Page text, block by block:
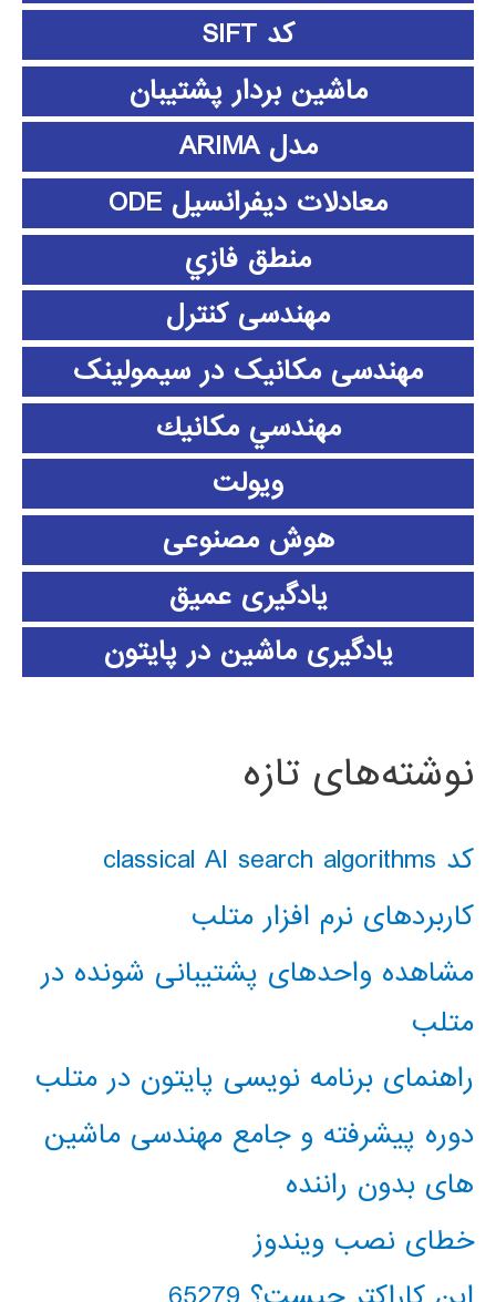
کد SIFT
ماشین بردار پشتیبان
مدل ARIMA
معادلات دیفرانسیل ODE
منطق فازي
مهندسی کنترل
مهندسی مکانیک در سیمولینک
مهندسي مكانيك
ویولت
هوش مصنوعی
یادگیری عمیق
یادگیری ماشین در پایتون
نوشته‌های تازه
کد classical AI search algorithms
کاربردهای نرم افزار متلب
مشاهده واحدهای پشتیبانی شونده در
متلب
راهنمای برنامه نویسی پایتون در متلب
دوره پیشرفته و جامع مهندسی ماشین
های بدون راننده
خطای نصب ویندوز